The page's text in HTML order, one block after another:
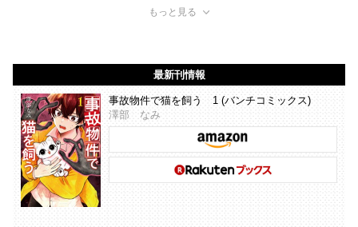
もっと見る
最新刊情報
事故物件で猫を飼う 1 (バンチコミックス)
澤部 なみ